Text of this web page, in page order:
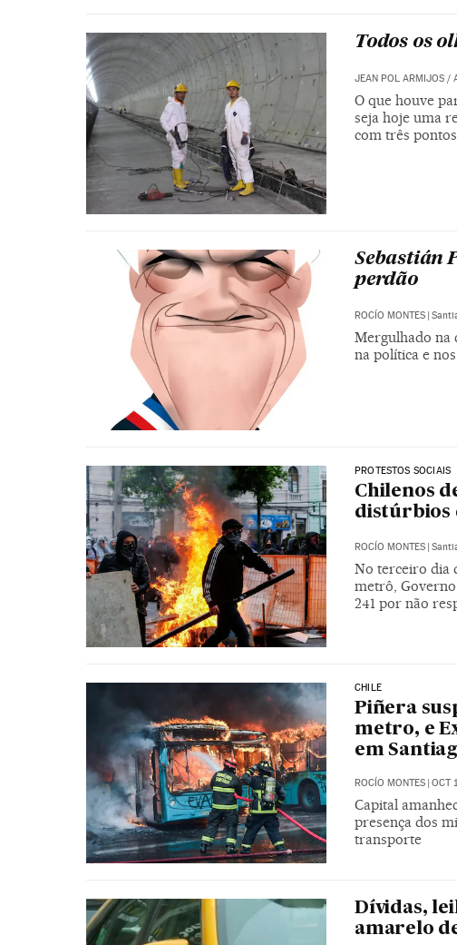
Todos os
JEAN POL ARMIJOS/
O que houve
seja hoje uma
com três
Sebastián
perdão
ROCÍO MONTES
Mergulhado na
na política e
PROTESTOS SOCIAIS
Chilenos
distúrbios
ROCÍO MONTES
No terceiro dia
metrô,
241 por não
CHILE
Piñera
metro, e
em
ROCÍO MONTES OCT
Capital
presença dos
transporte
Dívidas,
amarelo